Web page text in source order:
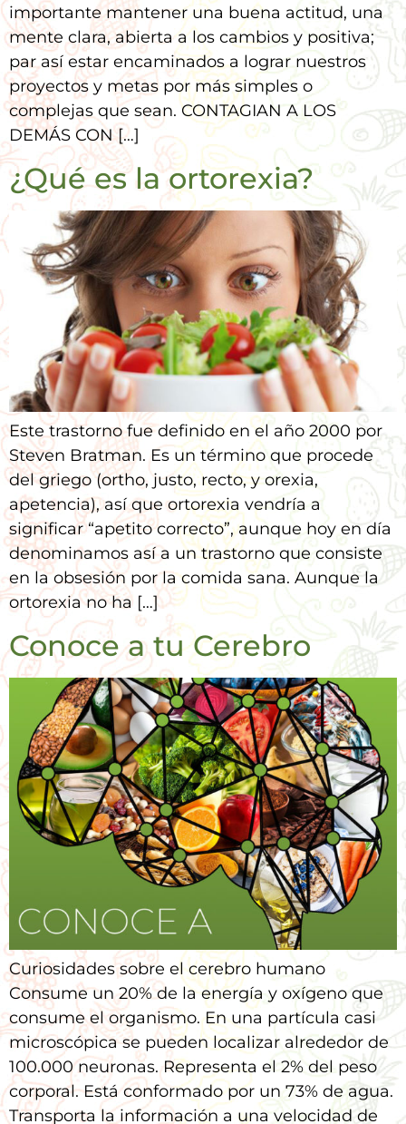
importante mantener una buena actitud, una
mente clara, abierta a los cambios y positiva;
par así estar encaminados a lograr nuestros
proyectos y metas por más simples o
complejas que sean. CONTAGIAN A LOS
DEMÁS CON […]
¿Qué es la ortorexia?
Este trastorno fue definido en el año 2000 por
Steven Bratman. Es un término que procede
del griego (ortho, justo, recto, y orexia,
apetencia), así que ortorexia vendría a
significar “apetito correcto”, aunque hoy en día
denominamos así a un trastorno que consiste
en la obsesión por la comida sana. Aunque la
ortorexia no ha […]
Conoce a tu Cerebro
Curiosidades sobre el cerebro humano
Consume un 20% de la energía y oxígeno que
consume el organismo. En una partícula casi
microscópica se pueden localizar alrededor de
100.000 neuronas. Representa el 2% del peso
corporal. Está conformado por un 73% de agua.
Transporta la información a una velocidad de